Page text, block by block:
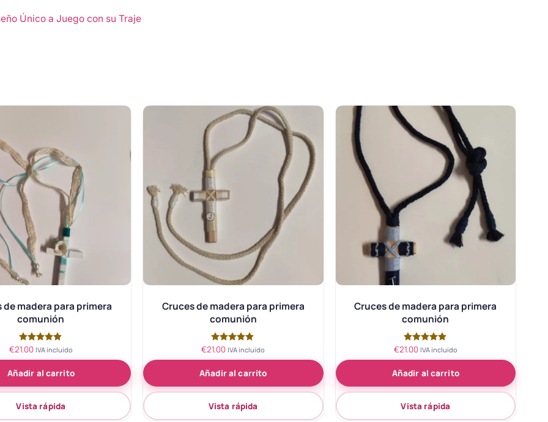
Único a Juego con su Traje
de madera para primera
comunión
Valorado
de 5
€21.00 IVA incluido
Añadir al carrito
Vista rápida
Cruces de madera para primera
comunión
Valorado
de 5
€21.00 IVA incluido
Añadir al carrito
Vista rápida
Cruces de madera para primera
comunión
Valorado
de 5
€21.00 IVA incluido
Añadir al carrito
Vista rápida